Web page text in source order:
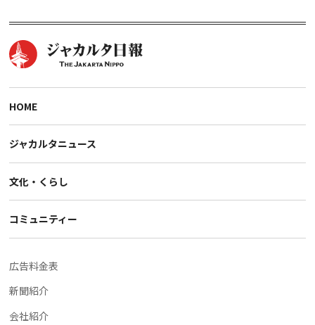
HOME
ジャカルタニュース
文化・くらし
コミュニティー
広告料金表
新聞紹介
会社紹介